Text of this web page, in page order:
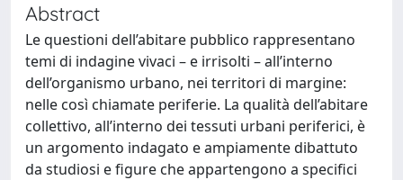
Abstract
Le questioni dell’abitare pubblico rappresentano
temi di indagine vivaci – e irrisolti – all’interno
dell’organismo urbano, nei territori di margine:
nelle così chiamate periferie. La qualità dell’abitare
collettivo, all’interno dei tessuti urbani periferici, è
un argomento indagato e ampiamente dibattuto
da studiosi e figure che appartengono a specifici